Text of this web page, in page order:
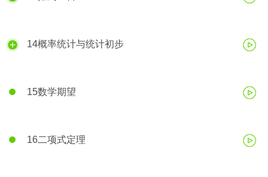
14概率统计与统计初步
15数学期望
16二项式定理